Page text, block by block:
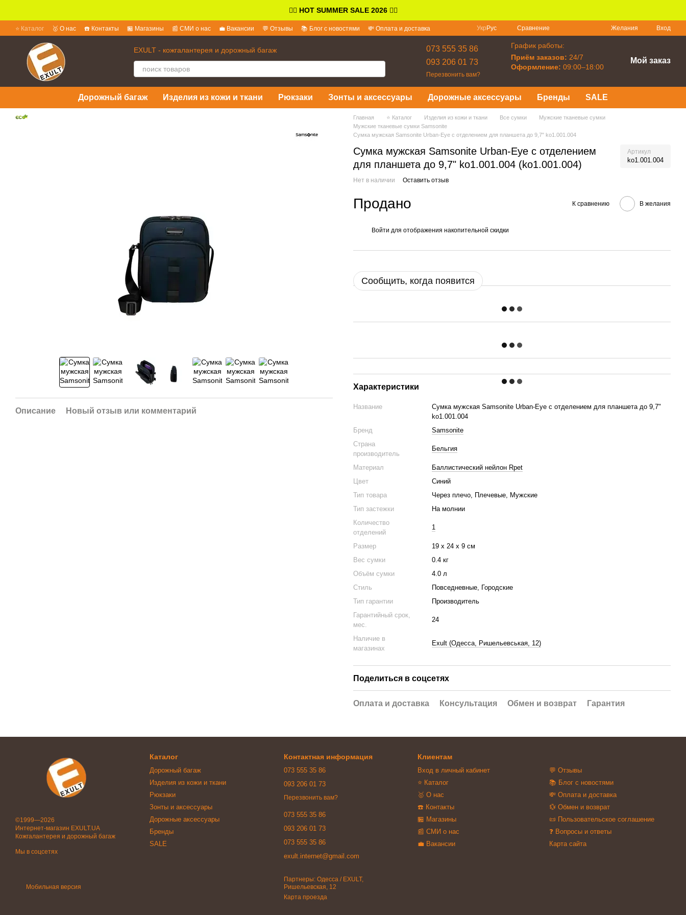
👉🏻 HOT SUMMER SALE 2026👈🏻
⭐ Каталог 🥇 О нас ☎️ Контакты 🏪 Магазины 📰 СМИ о нас 💼 Вакансии 💬 Отзывы 📚 Блог с новостями
💸 Оплата и доставка
Укр Рус Сравнение Желания Вход
EXULT - кожгалантерея и дорожный багаж
073 555 35 86
093 206 01 73
Перезвонить вам?
График работы:
Приём заказов: 24/7
Оформление: 09:00–18:00
Мой заказ
Дорожный багаж Изделия из кожи и ткани Рюкзаки Зонты и аксессуары Дорожные аксессуары Бренды SALE
Описание Новый отзыв или комментарий
Главная ⭐ Каталог Изделия из кожи и ткани Все сумки
Мужские тканевые сумки
Мужские тканевые сумки Samsonite
Сумка мужская Samsonite Urban-Eye с отделением для планшета до 9,7" ko1.001.004
Сумка мужская Samsonite Urban-Eye с отделением
для планшета до 9,7" ko1.001.004 (ko1.001.004)
Артикул
ko1.001.004
Нет в наличии Оставить отзыв
Продано К сравнению В желания
Войти для отображения накопительной скидки
Сообщить, когда появится
Характеристики
Название
Сумка мужская Samsonite Urban-Eye с отделением для планшета до 9,7"
ko1.001.004
Бренд
Samsonite
Страна
производитель
Бельгия
Материал
Баллистический нейлон Rpet
Цвет
Синий
Тип товара
Через плечо, Плечевые, Мужские
Тип застежки
На молнии
Количество
отделений
1
Размер
19 x 24 x 9 см
Вес сумки
0.4 кг
Объём сумки
4.0 л
Стиль
Повседневные, Городские
Тип гарантии
Производитель
Гарантийный срок,
мес.
24
Наличие в
магазинах
Exult (Одесса, Ришельевськая, 12)
Поделиться в соцсетях
Оплата и доставка Консультация Обмен и возврат Гарантия
©1999—2026
Интернет-магазин EXULT.UA
Кожгалантерея и дорожный багаж
Мы в соцсетях
Мобильная версия
Каталог
Дорожный багаж
Изделия из кожи и ткани
Рюкзаки
Зонты и аксессуары
Дорожные аксессуары
Бренды
SALE
Контактная информация
073 555 35 86
093 206 01 73
Перезвонить вам?
073 555 35 86
093 206 01 73
073 555 35 86
exult.internet@gmail.com
Партнеры: Одесса / EXULT,
Ришельевская, 12
Карта проезда
Клиентам
Вход в личный кабинет
⭐ Каталог
🥇 О нас
☎️ Контакты
🏪 Магазины
📰 СМИ о нас
💼 Вакансии
💬 Отзывы
📚 Блог с новостями
💸 Оплата и доставка
💱 Обмен и возврат
📜 Пользовательское соглашение
❓ Вопросы и ответы
Карта сайта